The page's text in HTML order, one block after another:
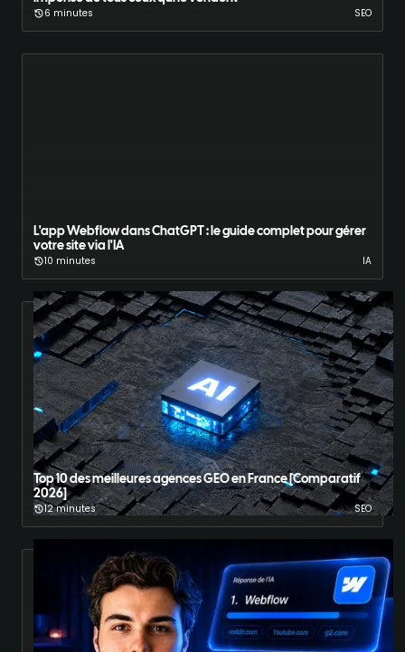
6 minutes SEO
L'app Webflow dans ChatGPT : le guide complet pour gérer
votre site via l'IA
10 minutes IA
Top 10 des meilleures agences GEO en France [Comparatif
2026]
12 minutes SEO